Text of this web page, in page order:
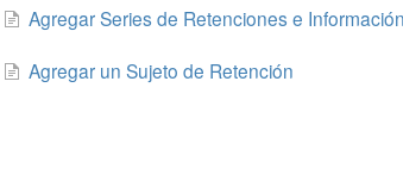
Agregar Series de Retenciones e
Agregar un Sujeto de Retención